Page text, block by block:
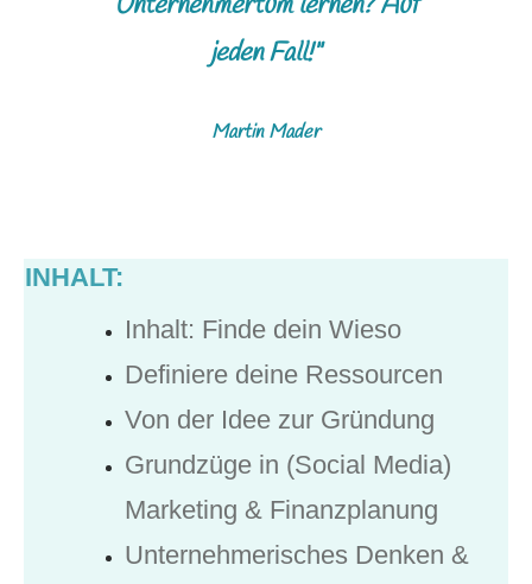
jeden Fall!"
Martin Mader
INHALT:
Inhalt: Finde dein Wieso
Definiere deine Ressourcen
Von der Idee zur Gründung
Grundzüge in (Social Media)
Marketing & Finanzplanung
Unternehmerisches Denken &